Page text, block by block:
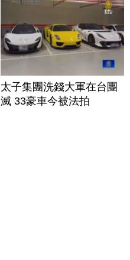
太子集團洗錢大軍在台團
滅 33豪車今被法拍